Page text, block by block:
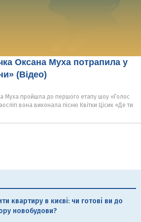
Оксана Муха потрапила у
(Відео)
Муха пройшла до першого етапу шоу «Голос
вона виконала пісню Квітки Цісик «Де ти
квартиру в києві: чи готові ви до
новобудови?